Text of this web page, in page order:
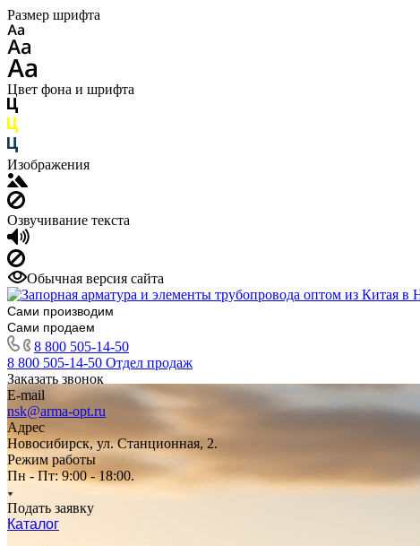
Размер шрифта
Цвет фона и шрифта
Изображения
Озвучивание текста
Обычная версия сайта
Сами производим
Сами продаем
8 800 505-14-50
8 800 505-14-50 Отдел продаж
Заказать звонок
E-mail
nsk@arma-opt.ru
Адрес
Новосибирск, ул. Станционная, 2.
Режим работы
Пн - Пт: 9:00 - 18:00.
Подать заявку
Каталог